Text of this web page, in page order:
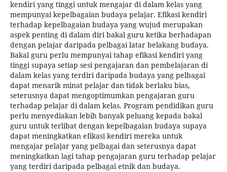
kendiri yang tinggi untuk mengajar di dalam kelas yang
mempunyai kepelbagaian budaya pelajar. Efikasi kendiri
terhadap kepelbagaian budaya yang wujud merupakan
aspek penting di dalam diri bakal guru ketika berhadapan
dengan pelajar daripada pelbagai latar belakang budaya.
Bakal guru perlu mempunyai tahap efikasi kendiri yang
tinggi supaya setiap sesi pengajaran dan pembelajaran di
dalam kelas yang terdiri daripada budaya yang pelbagai
dapat menarik minat pelajar dan tidak berlaku bias,
seterusnya dapat mengoptimumkan pengajaran guru
terhadap pelajar di dalam kelas. Program pendidikan guru
perlu menyediakan lebih banyak peluang kepada bakal
guru untuk terlibat dengan kepelbagaian budaya supaya
dapat meningkatkan efikasi kendiri mereka untuk
mengajar pelajar yang pelbagai dan seterusnya dapat
meningkatkan lagi tahap pengajaran guru terhadap pelajar
yang terdiri daripada pelbagai etnik dan budaya.